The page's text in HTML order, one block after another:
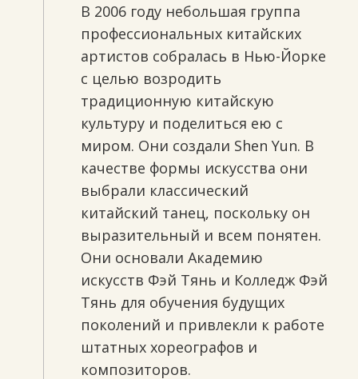
В 2006 году небольшая группа
профессиональных китайских
артистов собралась в Нью-Йорке
с целью возродить
традиционную китайскую
культуру и поделиться ею с
миром. Они создали Shen Yun. В
качестве формы искусства они
выбрали классический
китайский танец, поскольку он
выразительный и всем понятен.
Они основали Академию
искусств Фэй Тянь и Колледж Фэй
Тянь для обучения будущих
поколений и привлекли к работе
штатных хореографов и
композиторов.